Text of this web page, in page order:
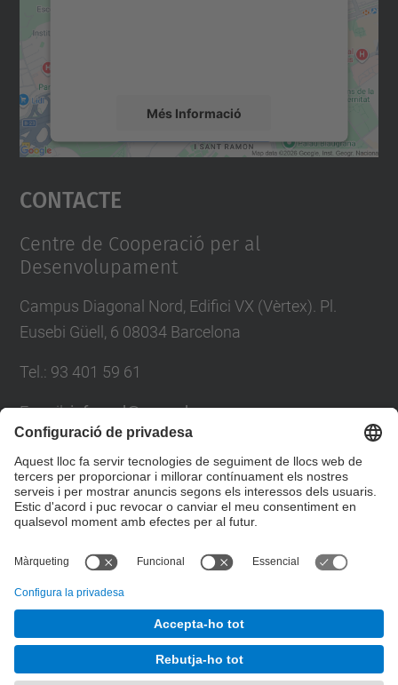
Més Informació
Accepta
powered by
Contacte
Centre de Cooperació per al
Desenvolupament
Campus Diagonal Nord, Edifici VX (Vèrtex). Pl.
Eusebi Güell, 6 08034 Barcelona
Tel. : 93 401 59 61
E-mail:info.ccd@upc.edu
Formulari de contacte
© UPCCentre de Cooperació per al Desenvolupament de la
UPC. Gabinet d'Innovació i Comunitat
Desenvolupat amb